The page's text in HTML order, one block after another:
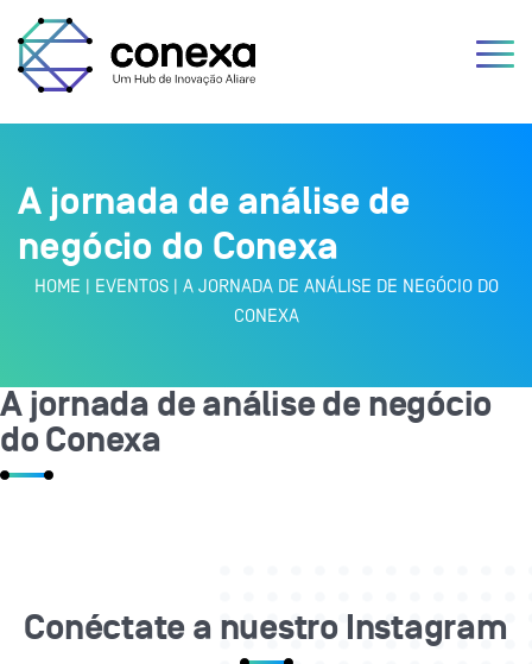
A jornada de análise de
negócio do Conexa
HOME | EVENTOS| A JORNADA DE ANÁLISE DE NEGÓCIO DO
CONEXA
A jornada de análise de negócio
do Conexa
Conéctate a nuestro Instagram